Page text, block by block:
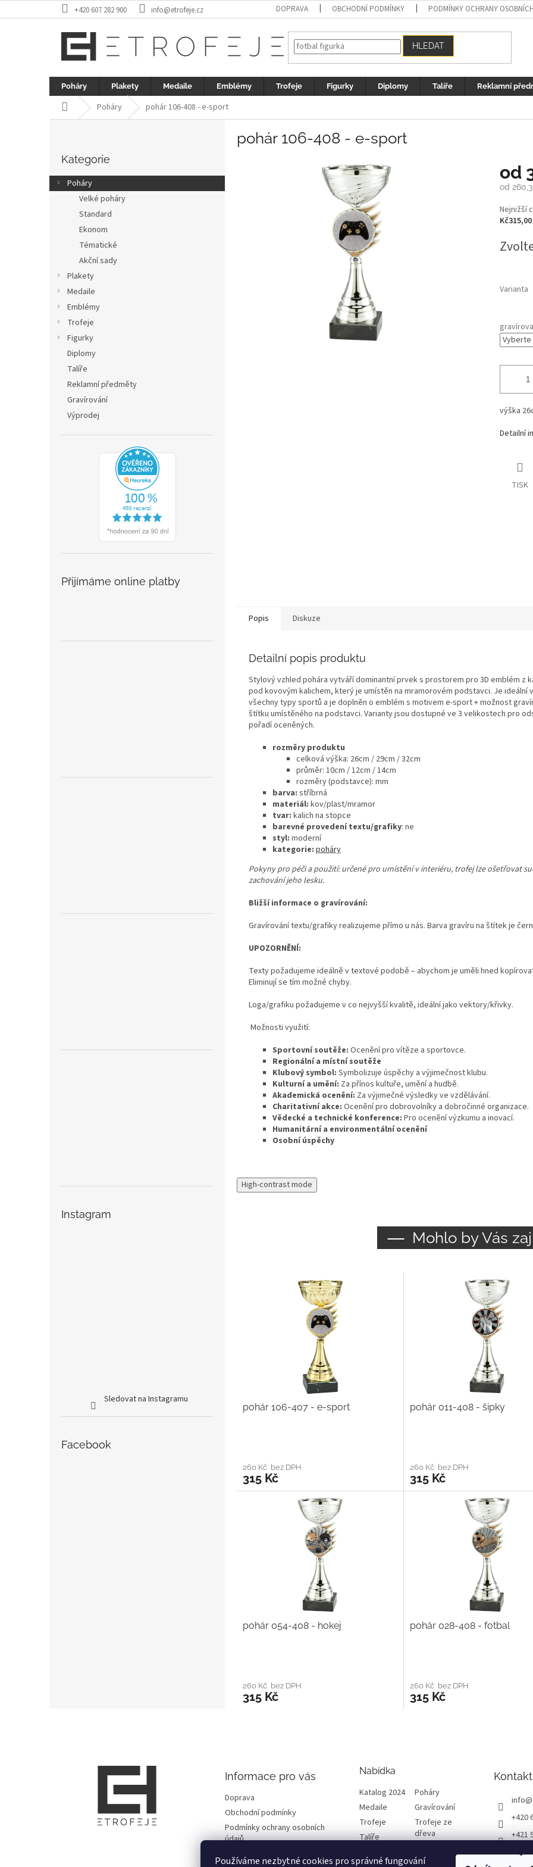
Používáme nezbytné cookies pro správné fungování
na
+420 607 282 900 info@etrofeje.cz DOPRAVA OBCHODNÍ PODMÍNKY PODMÍNKY OCHRANY
HLEDAT
Poháry Plakety Medaile Emblémy Trofeje Figurky Diplomy Talíře Reklamní
Domů Poháry pohár 106-408 - e-sport
r
a
kategorie
Kategorie
Poháry
Velké poháry
Standard
Ekonom
Tématické
Akční sady
Plakety
Medaile
Emblémy
Trofeje
Figurky
Diplomy
Talíře
Reklamní předměty
Gravírování
Výprodej
Přijímáme online platby
Instagram
Sledovat na Instagramu
Facebook
pohár 106-408 - e-sport
od
od
Měrná
cena:
Nejnižší
Kč315,00
Varianta
výška
Detailní
TISK
Popis Diskuze
Detailní popis produktu
Stylový vzhled pohára vytváří dominantní prvek s prostorem pro 3D emblém z
pod kovovým kalichem, který je umístěn na mramorovém podstavci. Je ideální
všechny typy sportů a je doplněn o emblém s motivem e-sport + možnost
štítku umístěného na podstavci. Varianty jsou dostupné ve 3 velikostech pro
pořadí oceněných.
rozměry produktu
celková výška: 26cm / 29cm / 32cm
průměr: 10cm / 12cm / 14cm
rozměry (podstavce): mm
barva: stříbrná
materiál: kov/plast/mramor
tvar: kalich na stopce
barevné provedení textu/grafiky: ne
styl: moderní
kategorie: poháry
Pokyny pro péči a použití: určené pro umístění v interiéru, trofej lze ošetřovat
zachování jeho lesku.
Bližší informace o gravírování:
Gravírování textu/grafiky realizujeme přímo u nás. Barva gravíru na štítek je
UPOZORNĚNÍ:
Texty požadujeme ideálně v textové podobě – abychom je uměli hned
Eliminují se tím možné chyby.
Loga/grafiku požadujeme v co nejvyšší kvalitě, ideální jako vektory/křivky.
Možnosti využití:
Sportovní soutěže: Ocenění pro vítěze a sportovce.
Regionální a místní soutěže
Klubový symbol: Symbolizuje úspěchy a výjimečnost klubu.
Kulturní a umění: Za přínos kultuře, umění a hudbě.
Akademická ocenění: Za výjimečné výsledky ve vzdělávání.
Charitativní akce: Ocenění pro dobrovolníky a dobročinné organizace.
Vědecké a technické konference: Pro ocenění výzkumu a inovací.
Humanitární a environmentální ocenění
Osobní úspěchy
High-contrast mode
Mohlo by Vás
pohár 106-407 - e-sport
260 Kč bez DPH
315 Kč
pohár 011-408 - šipky
260 Kč bez DPH
315 Kč
pohár 054-408 - hokej
260 Kč bez DPH
315 Kč
pohár 028-408 - fotbal
260 Kč bez DPH
315 Kč
Informace pro vás
Doprava
Obchodní podmínky
Podmínky ochrany osobních
údajů
Fotogalerie
Nabídka
Katalog 2024
Poháry
Medaile
Gravírování
Trofeje
Trofeje ze
dřeva
Talíře
Emblémy
Kontakt
info@
+420
+421